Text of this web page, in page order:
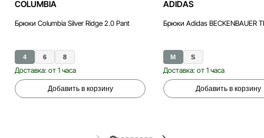
COLUMBIA
Брюки Columbia Silver Ridge 2.0 Pant
4 6 8
Доставка: от 1 часа
Добавить в корзину
ADIDAS
Брюки Adidas BECKENBAUER
M S
Доставка: от 1 часа
Добавить в корзину